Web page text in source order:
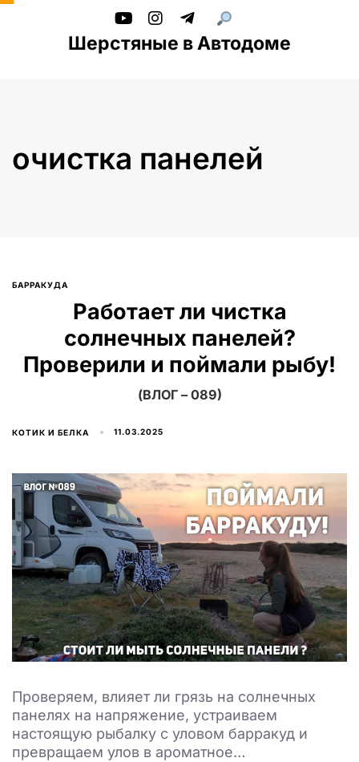
Шерстяные в Автодоме
Введите текст и нажмите Enter
очистка панелей
БАРРАКУДА
Работает ли чистка
солнечных панелей?
Проверили и поймали рыбу!
(ВЛОГ – 089)
КОТИК И БЕЛКА 11.03.2025
Проверяем, влияет ли грязь на солнечных
панелях на напряжение, устраиваем
настоящую рыбалку с уловом барракуд и
превращаем улов в ароматное…